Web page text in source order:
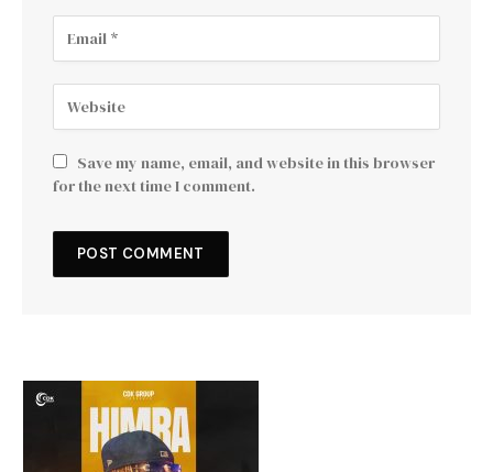
Save my name, email, and website in this browser
for the next time I comment.